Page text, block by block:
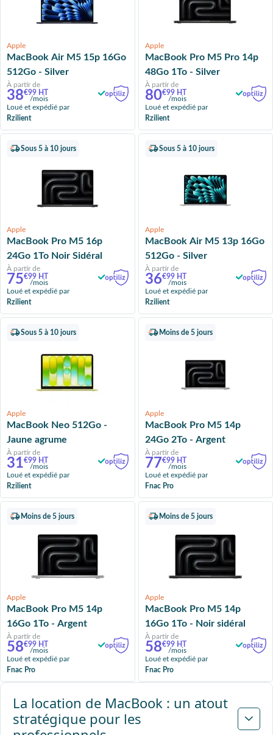
Apple
MacBook Air M5 15p 16Go
512Go - Silver
À partir de
38€99 HT
/mois
Loué et expédié par
Rzilient
Apple
MacBook Pro M5 Pro 14p
48Go 1To - Silver
À partir de
80€99 HT
/mois
Loué et expédié par
Rzilient
Sous 5 à 10 jours
Apple
MacBook Pro M5 16p
24Go 1To Noir Sidéral
À partir de
75€99 HT
/mois
Loué et expédié par
Rzilient
Sous 5 à 10 jours
Apple
MacBook Air M5 13p 16Go
512Go - Silver
À partir de
36€99 HT
/mois
Loué et expédié par
Rzilient
Sous 5 à 10 jours
Apple
MacBook Neo 512Go -
Jaune agrume
À partir de
31€99 HT
/mois
Loué et expédié par
Rzilient
Moins de 5 jours
Apple
MacBook Pro M5 14p
24Go 2To - Argent
À partir de
77€99 HT
/mois
Loué et expédié par
Fnac Pro
Moins de 5 jours
Apple
MacBook Pro M5 14p
16Go 1To - Argent
À partir de
58€99 HT
/mois
Loué et expédié par
Fnac Pro
Moins de 5 jours
Apple
MacBook Pro M5 14p
16Go 1To - Noir sidéral
À partir de
58€99 HT
/mois
Loué et expédié par
Fnac Pro
La location de MacBook : un atout
stratégique pour les